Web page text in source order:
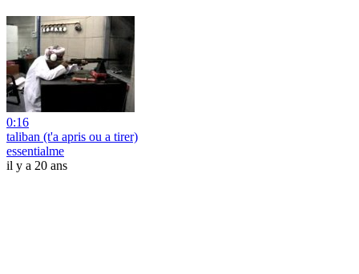
0:16
taliban (t'a apris ou a tirer)
essentialme
il y a 20 ans